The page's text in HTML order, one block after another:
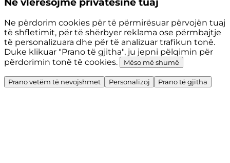
Ne përdorim cookies për të përmirësuar përvojën tuaj
të shfletimit, për të shërbyer reklama ose përmbajtje
të personalizuara dhe për të analizuar trafikun tonë.
Duke klikuar "Prano të gjitha", ju jepni pëlqimin për
përdorimin tonë të cookies.
Mëso më shumë
Prano vetëm të nevojshmet Personalizoj Prano të gjitha